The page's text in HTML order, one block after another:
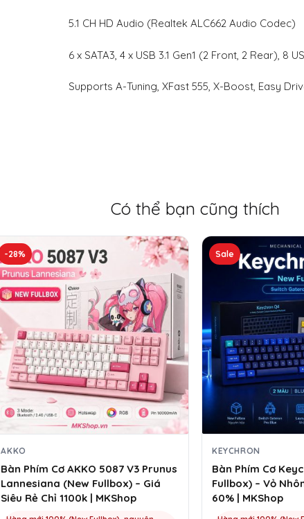
5.1 CH HD Audio (Realtek ALC662 Audio Codec)
6 x SATA3, 4 x USB 3.1 Gen1 (2 Front, 2 Rear), 8
Supports A-Tuning, XFast 555, X-Boost, Easy
Có thể bạn cũng thích
-28%
AKKO
Bàn Phím Cơ AKKO 5087 V3 Prunus
Lannesiana (New Fullbox) – Giá
Siêu Rẻ Chỉ 1100k | MKShop
Sale
KEYCHRON
Bàn Phím Cơ
Fullbox) – Vỏ
60% | MKShop
Sản
phẩm
nhiều
biến
thể.
Các
tùy
chọn
có
thể
được
chọn
trên
sản
phẩm